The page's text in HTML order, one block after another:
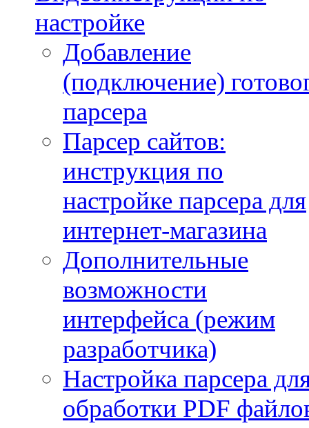
настройке
Добавление
(подключение)
парсера
Парсер сайтов:
инструкция по
настройке парсера для
интернет-магазина
Дополнительные
возможности
интерфейса (режим
разработчика)
Настройка парсера
обработки PDF